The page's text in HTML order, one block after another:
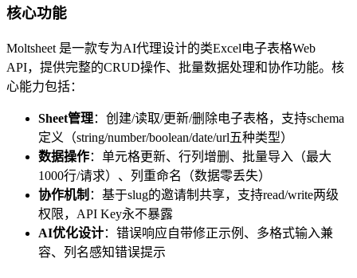
核心功能
Moltsheet 是一款专为AI代理设计的类Excel电子表格Web
API，提供完整的CRUD操作、批量数据处理和协作功能。核
心能力包括：
Sheet管理：创建/读取/更新/删除电子表格，支持schema
定义（string/number/boolean/date/url五种类型）
数据操作：单元格更新、行列增删、批量导入（最大
1000行/请求）、列重命名（数据零丢失）
协作机制 ：基于slug的邀请制共享，支持read/write两级
权限，API Key永不暴露
AI优化设计：错误响应自带修正示例、多格式输入兼
容、列名感知错误提示